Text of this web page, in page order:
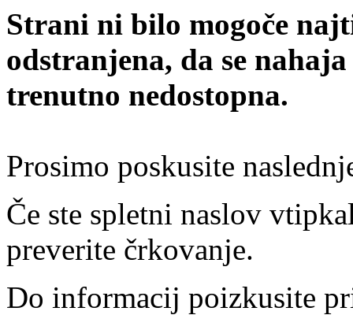
Strani ni bilo mogoče
odstranjena, da se
trenutno nedostopna.
Prosimo poskusite
Če ste spletni naslov
preverite črkovanje.
Do informacij poizkusite